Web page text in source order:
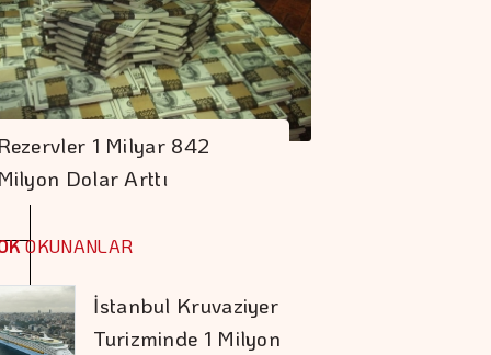
Rezervler 1 Milyar 842
Milyon Dolar Arttı
OKUNANLAR
Gaz Fiyatları
Borç Kıskacı
Derinleşiyor
Koç Holding 1,7
Kombine Yatırım
Yaptı
İstanbul Kruvaziyer
Turizminde 1 Milyon